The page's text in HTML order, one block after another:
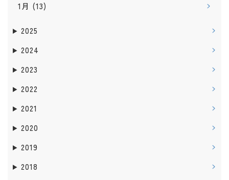
1月 (13)
2025
2024
2023
2022
2021
2020
2019
2018